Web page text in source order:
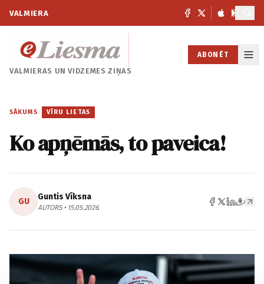
VALMIERA
VALMIERAS UNVIDZEMES ZIŅAS
ABONĒT
SĀKUMS / VĪRU LIETAS
Ko apņēmās, to paveica!
GU Guntis Vīksna
AUTORS • 15.05.2026.